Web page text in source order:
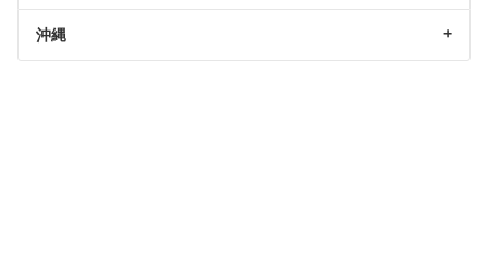
沖縄